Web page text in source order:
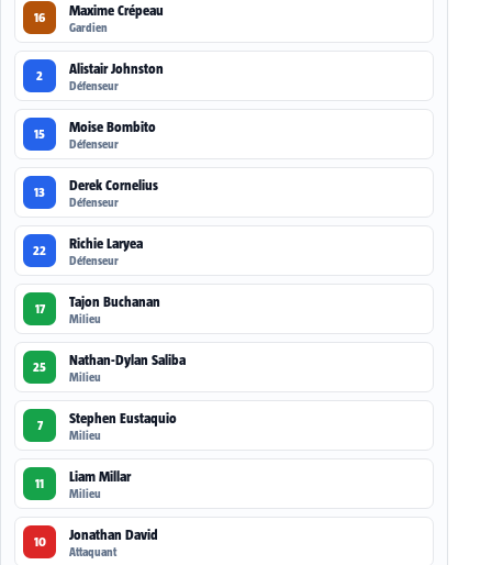
16 Maxime Crépeau
Gardien
2 Alistair Johnston
Défenseur
15 Moise Bombito
Défenseur
13 Derek Cornelius
Défenseur
22 Richie Laryea
Défenseur
17 Tajon Buchanan
Milieu
25 Nathan-Dylan Saliba
Milieu
7 Stephen Eustaquio
Milieu
11 Liam Millar
Milieu
10 Jonathan David
Attaquant